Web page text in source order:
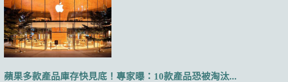
蘋果多款產品庫存快見底！專家曝：10款產品恐被淘汰...